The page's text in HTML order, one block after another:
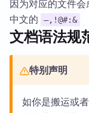
因为对应的文件
中文的
—,!@#:&
文档语法规
特别声明
如你是搬运或